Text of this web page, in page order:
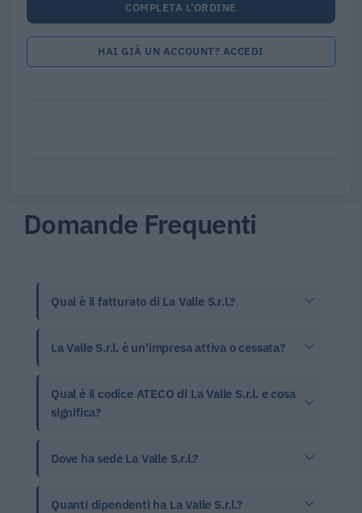
COMPLETA L'ORDINE
HAI GIÀ UN ACCOUNT? ACCEDI
Domande Frequenti
Qual è il fatturato di La Valle S.r.l.?
La Valle S.r.l. è un'impresa attiva o cessata?
Qual è il codice ATECO di La Valle S.r.l. e cosa
significa?
Dove ha sede La Valle S.r.l.?
Quanti dipendenti ha La Valle S.r.l.?